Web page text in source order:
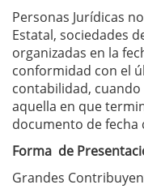
Personas Jurídicas
Estatal, sociedades
organizadas en la
conformidad con el
contabilidad,
aquella en que
documento de fecha
Forma de
Grandes